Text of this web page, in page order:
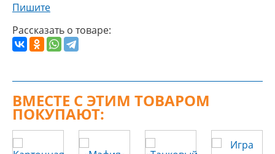
Пишите
Рассказать о товаре:
ВМЕСТЕ С ЭТИМ ТОВАРОМ
ПОКУПАЮТ: